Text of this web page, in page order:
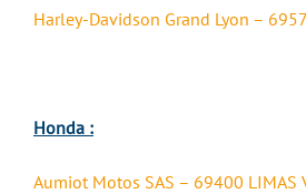
Harley-Davidson Grand Lyon –
Honda :
Aumiot Motos SAS – 69400 LIMAS